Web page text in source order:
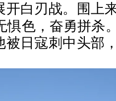
开白刃战。围上
惧色，奋勇拼杀
被日寇刺中头部